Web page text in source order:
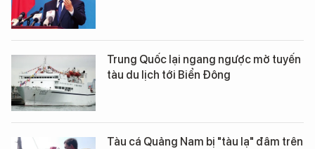
Trung Quốc lại ngang ngược mở tuyến
tàu du lịch tới Biển Đông
Tàu cá Quảng Nam bị "tàu lạ" đâm trên